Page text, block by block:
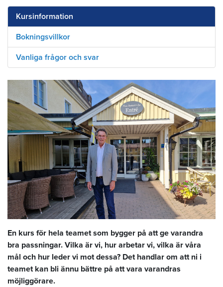
Kursinformation
Bokningsvillkor
Vanliga frågor och svar
En kurs för hela teamet som bygger på att ge varandra
bra passningar. Vilka är vi, hur arbetar vi, vilka är våra
mål och hur leder vi mot dessa? Det handlar om att ni i
teamet kan bli ännu bättre på att vara varandras
möjliggörare.